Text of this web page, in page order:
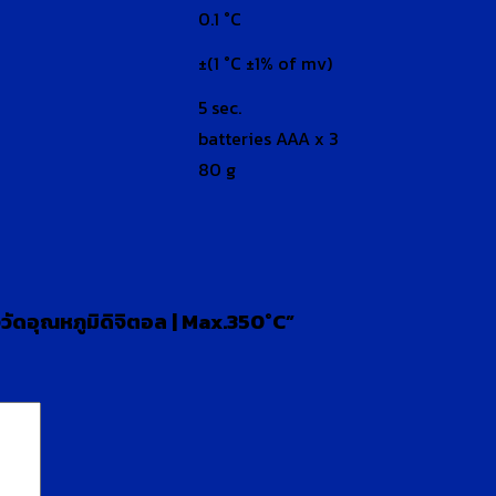
0.1 °C
±(1 °C ±1% of mv)
5 sec.
batteries AAA x 3
80 g
อุณหภูมิดิจิตอล | Max.350°C”